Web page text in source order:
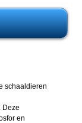
schaaldieren
Deze
en